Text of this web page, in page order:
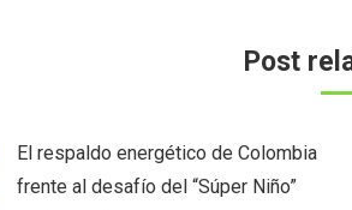
Post
El respaldo energético de Colombia
frente al desafío del “Súper Niño”